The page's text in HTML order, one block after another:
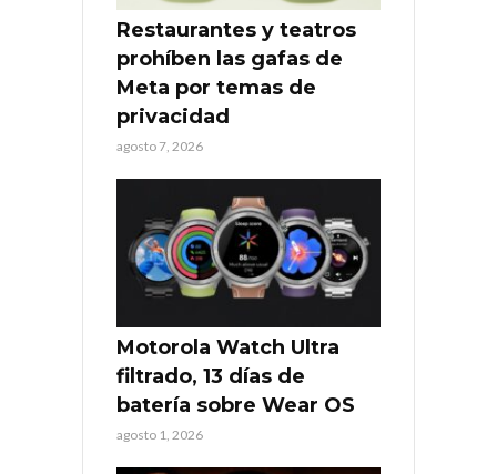
Restaurantes y teatros
prohíben las gafas de
Meta por temas de
privacidad
agosto 7, 2026
Motorola Watch Ultra
filtrado, 13 días de
batería sobre Wear OS
agosto 1, 2026